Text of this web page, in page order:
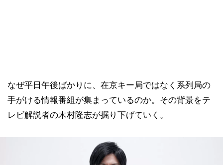
なぜ平日午後ばかりに、在京キー局ではなく系列局の
手がける情報番組が集まっているのか。その背景をテ
レビ解説者の木村隆志が掘り下げていく。